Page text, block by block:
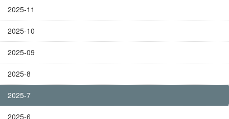
2025-11
2025-10
2025-09
2025-8
2025-7
2025-6